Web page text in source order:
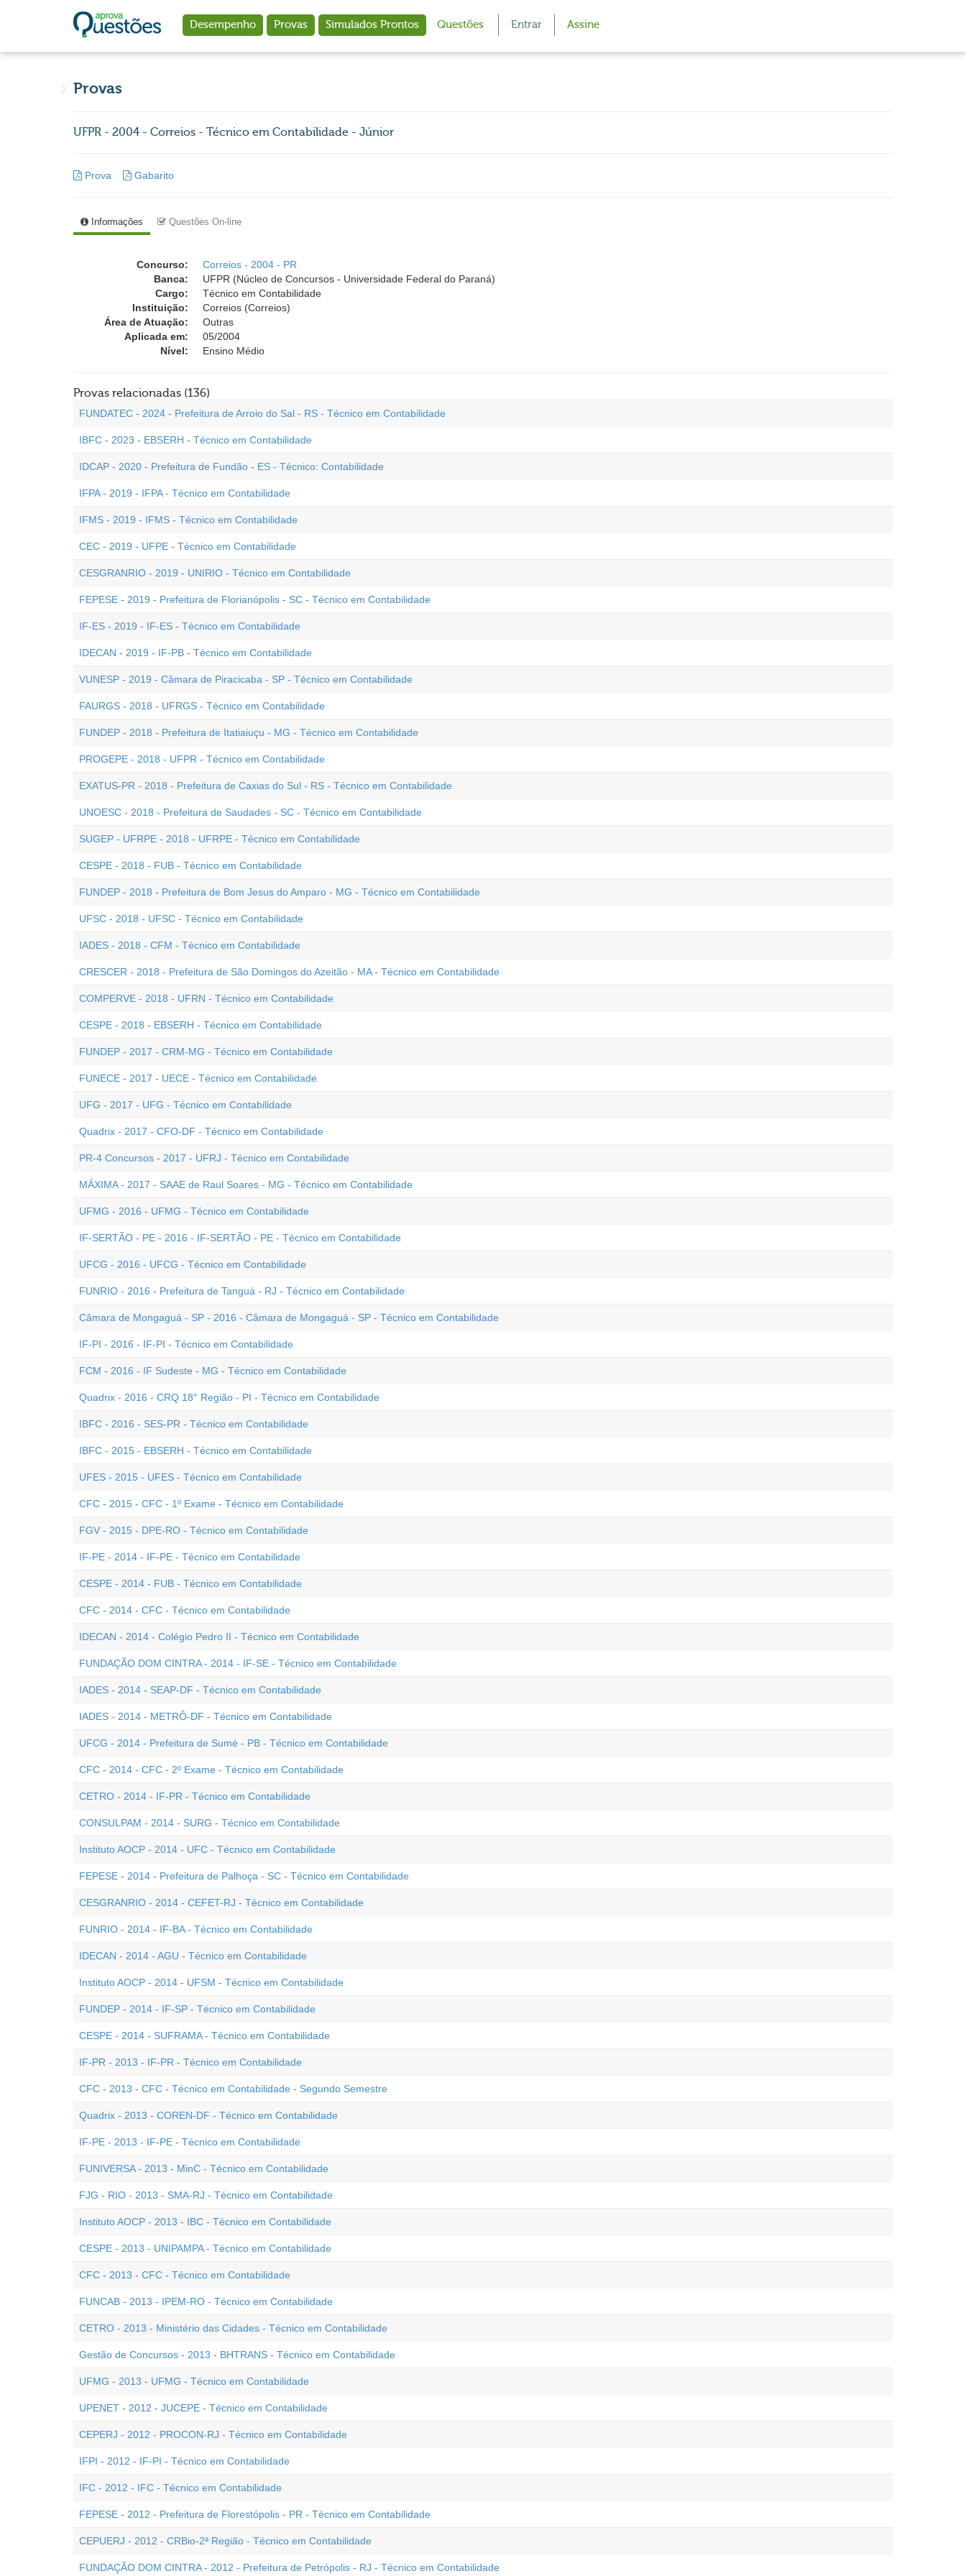
Desempenho Provas Simulados Prontos Questões Entrar Assine
Provas
UFPR - 2004 - Correios - Técnico em Contabilidade - Júnior
Prova Gabarito
Informações Questões On-line
Concurso:
Correios - 2004 - PR
Banca:
UFPR (Núcleo de Concursos - Universidade Federal do Paraná)
Cargo:
Técnico em Contabilidade
Instituição:
Correios (Correios)
Área de Atuação:
Outras
Aplicada em:
05/2004
Nível:
Ensino Médio
Provas relacionadas (136)
FUNDATEC - 2024 - Prefeitura de Arroio do Sal - RS - Técnico em Contabilidade
IBFC - 2023 - EBSERH - Técnico em Contabilidade
IDCAP - 2020 - Prefeitura de Fundão - ES - Técnico: Contabilidade
IFPA - 2019 - IFPA - Técnico em Contabilidade
IFMS - 2019 - IFMS - Técnico em Contabilidade
CEC - 2019 - UFPE - Técnico em Contabilidade
CESGRANRIO - 2019 - UNIRIO - Técnico em Contabilidade
FEPESE - 2019 - Prefeitura de Florianópolis - SC - Técnico em Contabilidade
IF-ES - 2019 - IF-ES - Técnico em Contabilidade
IDECAN - 2019 - IF-PB - Técnico em Contabilidade
VUNESP - 2019 - Câmara de Piracicaba - SP - Técnico em Contabilidade
FAURGS - 2018 - UFRGS - Técnico em Contabilidade
FUNDEP - 2018 - Prefeitura de Itatiaiuçu - MG - Técnico em Contabilidade
PROGEPE - 2018 - UFPR - Técnico em Contabilidade
EXATUS-PR - 2018 - Prefeitura de Caxias do Sul - RS - Técnico em Contabilidade
UNOESC - 2018 - Prefeitura de Saudades - SC - Técnico em Contabilidade
SUGEP - UFRPE - 2018 - UFRPE - Técnico em Contabilidade
CESPE - 2018 - FUB - Técnico em Contabilidade
FUNDEP - 2018 - Prefeitura de Bom Jesus do Amparo - MG - Técnico em Contabilidade
UFSC - 2018 - UFSC - Técnico em Contabilidade
IADES - 2018 - CFM - Técnico em Contabilidade
CRESCER - 2018 - Prefeitura de São Domingos do Azeitão - MA - Técnico em Contabilidade
COMPERVE - 2018 - UFRN - Técnico em Contabilidade
CESPE - 2018 - EBSERH - Técnico em Contabilidade
FUNDEP - 2017 - CRM-MG - Técnico em Contabilidade
FUNECE - 2017 - UECE - Técnico em Contabilidade
UFG - 2017 - UFG - Técnico em Contabilidade
Quadrix - 2017 - CFO-DF - Técnico em Contabilidade
PR-4 Concursos - 2017 - UFRJ - Técnico em Contabilidade
MÁXIMA - 2017 - SAAE de Raul Soares - MG - Técnico em Contabilidade
UFMG - 2016 - UFMG - Técnico em Contabilidade
IF-SERTÃO - PE - 2016 - IF-SERTÃO - PE - Técnico em Contabilidade
UFCG - 2016 - UFCG - Técnico em Contabilidade
FUNRIO - 2016 - Prefeitura de Tanguá - RJ - Técnico em Contabilidade
Câmara de Mongaguá - SP - 2016 - Câmara de Mongaguá - SP - Técnico em Contabilidade
IF-PI - 2016 - IF-PI - Técnico em Contabilidade
FCM - 2016 - IF Sudeste - MG - Técnico em Contabilidade
Quadrix - 2016 - CRQ 18° Região - PI - Técnico em Contabilidade
IBFC - 2016 - SES-PR - Técnico em Contabilidade
IBFC - 2015 - EBSERH - Técnico em Contabilidade
UFES - 2015 - UFES - Técnico em Contabilidade
CFC - 2015 - CFC - 1º Exame - Técnico em Contabilidade
FGV - 2015 - DPE-RO - Técnico em Contabilidade
IF-PE - 2014 - IF-PE - Técnico em Contabilidade
CESPE - 2014 - FUB - Técnico em Contabilidade
CFC - 2014 - CFC - Técnico em Contabilidade
IDECAN - 2014 - Colégio Pedro II - Técnico em Contabilidade
FUNDAÇÃO DOM CINTRA - 2014 - IF-SE - Técnico em Contabilidade
IADES - 2014 - SEAP-DF - Técnico em Contabilidade
IADES - 2014 - METRÔ-DF - Técnico em Contabilidade
UFCG - 2014 - Prefeitura de Sumé - PB - Técnico em Contabilidade
CFC - 2014 - CFC - 2º Exame - Técnico em Contabilidade
CETRO - 2014 - IF-PR - Técnico em Contabilidade
CONSULPAM - 2014 - SURG - Técnico em Contabilidade
Instituto AOCP - 2014 - UFC - Técnico em Contabilidade
FEPESE - 2014 - Prefeitura de Palhoça - SC - Técnico em Contabilidade
CESGRANRIO - 2014 - CEFET-RJ - Técnico em Contabilidade
FUNRIO - 2014 - IF-BA - Técnico em Contabilidade
IDECAN - 2014 - AGU - Técnico em Contabilidade
Instituto AOCP - 2014 - UFSM - Técnico em Contabilidade
FUNDEP - 2014 - IF-SP - Técnico em Contabilidade
CESPE - 2014 - SUFRAMA - Técnico em Contabilidade
IF-PR - 2013 - IF-PR - Técnico em Contabilidade
CFC - 2013 - CFC - Técnico em Contabilidade - Segundo Semestre
Quadrix - 2013 - COREN-DF - Técnico em Contabilidade
IF-PE - 2013 - IF-PE - Técnico em Contabilidade
FUNIVERSA - 2013 - MinC - Técnico em Contabilidade
FJG - RIO - 2013 - SMA-RJ - Técnico em Contabilidade
Instituto AOCP - 2013 - IBC - Técnico em Contabilidade
CESPE - 2013 - UNIPAMPA - Técnico em Contabilidade
CFC - 2013 - CFC - Técnico em Contabilidade
FUNCAB - 2013 - IPEM-RO - Técnico em Contabilidade
CETRO - 2013 - Ministério das Cidades - Técnico em Contabilidade
Gestão de Concursos - 2013 - BHTRANS - Técnico em Contabilidade
UFMG - 2013 - UFMG - Técnico em Contabilidade
UPENET - 2012 - JUCEPE - Técnico em Contabilidade
CEPERJ - 2012 - PROCON-RJ - Técnico em Contabilidade
IFPI - 2012 - IF-PI - Técnico em Contabilidade
IFC - 2012 - IFC - Técnico em Contabilidade
FEPESE - 2012 - Prefeitura de Florestópolis - PR - Técnico em Contabilidade
CEPUERJ - 2012 - CRBio-2ª Região - Técnico em Contabilidade
FUNDAÇÃO DOM CINTRA - 2012 - Prefeitura de Petrópolis - RJ - Técnico em Contabilidade